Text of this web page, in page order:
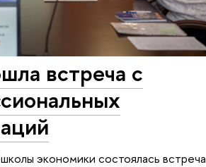
встреча с
экономики состоялась встреча